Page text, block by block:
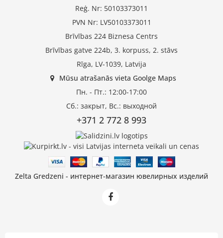
Reģ. Nr: 50103373011
PVN Nr: LV50103373011
Brīvības 224 Biznesa Centrs
Brīvības gatve 224b, 3. korpuss, 2. stāvs
Rīga, LV-1039, Latvija
Mūsu atrašanās vieta Goolge Maps
Пн. - Пт.: 12:00-17:00
Сб.: закрыт, Вс.: выходной
+371 2 772 8 993
Zelta Gredzeni - интернет-магазин ювелирных изделий